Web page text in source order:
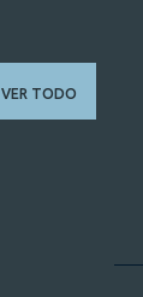
VER TODO